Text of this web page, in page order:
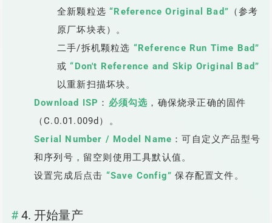
全新颗粒选“Reference Original Bad” （参考
原厂坏块表）。
二手/拆机颗粒选 “Reference Run Time Bad”
或“Don't Reference and Skip Original Bad”
以重新扫描坏块。
Download ISP ： 必须勾选 ，确保烧录正确的固件
（C.0.01.009d）。
Serial Number / Model Name ：可自定义产品型号
和序列号，留空则使用工具默认值。
设置完成后点击 “Save Config” 保存配置文件。
4. 开始量产